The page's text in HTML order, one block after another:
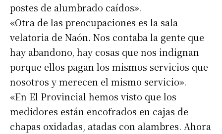
postes de alumbrado caídos».
«Otra de las preocupaciones es la sala
velatoria de Naón. Nos contaba la gente que
hay abandono, hay cosas que nos indignan
porque ellos pagan los mismos servicios que
nosotros y merecen el mismo servicio».
«En El Provincial hemos visto que los
medidores están encofrados en cajas de
chapas oxidadas, atadas con alambres. Ahora